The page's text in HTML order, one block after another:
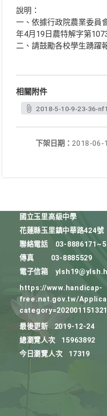
說明：
一、依據行政院農業委員
年4月19日農特解字第
二、請鼓勵各校學生踴躍
相關附件
2018-5-10-9-23-36-
下架日期： 2018-06-
國立玉里高級中學
花蓮縣玉里鎮中華路424號
聯絡電話
03-8886171~5
傳真
03-8885529
電子信箱
https://www.handicap-
free.nat.gov.tw/
最後更新
2019-12-24
總瀏覽人次
15963892
今日瀏覽人次
17319